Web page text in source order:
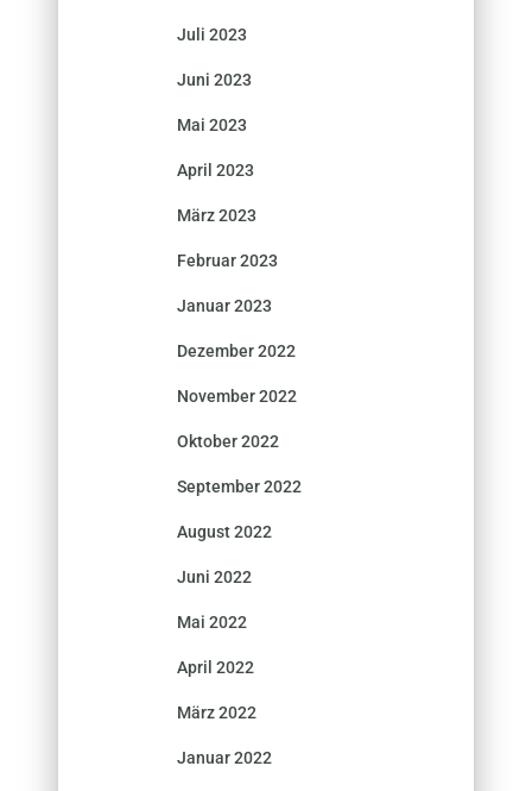
Juli 2023
Juni 2023
Mai 2023
April 2023
März 2023
Februar 2023
Januar 2023
Dezember 2022
November 2022
Oktober 2022
September 2022
August 2022
Juni 2022
Mai 2022
April 2022
März 2022
Januar 2022